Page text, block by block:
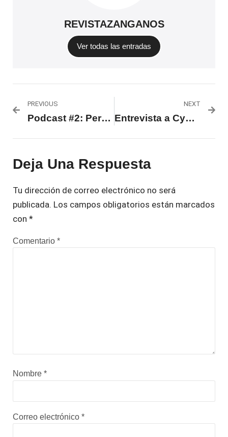
REVISTAZANGANOS
Ver todas las entradas
PREVIOUS
Podcast #2: Performance, fluidos e historia de Lechedevirgen Trimegisto
NEXT
Entrevista a Cynthia Montaño: «Las mujeres afro vivimos de una manera diferente por nuestra cosmovisión del mundo y de la sociedad»
Deja Una Respuesta
Tu dirección de correo electrónico no será
publicada. Los campos obligatorios están marcados
con *
Comentario *
Nombre *
Correo electrónico *